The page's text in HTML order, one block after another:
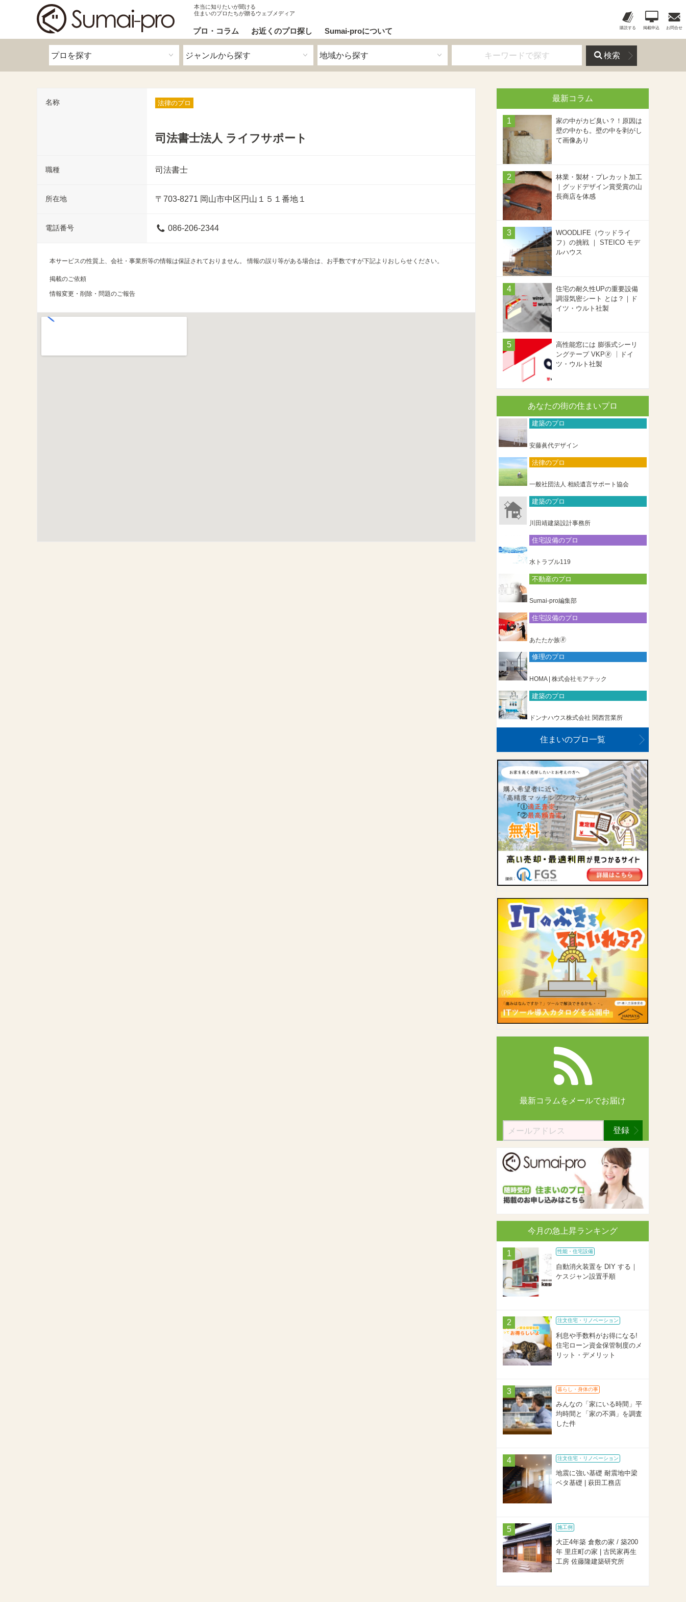
本当に知りたいが聞ける
住まいのプロたちが贈るウェブメディア
プロ・コラム お近くのプロ探し Sumai-proについて 購読する 掲載申込 お問合せ
検索
名称 法律のプロ
司法書士法人 ライフサポート
職種 司法書士
所在地 〒703-8271 岡山市中区円山１５１番地１
電話番号 086-206-2344
本サービスの性質上、会社・事業所等の情報は保証されておりません。 情報の誤り等がある場合は、お手数ですが下記よりおしらせください。
掲載のご依頼
情報変更・削除・問題のご報告
最新コラム
家の中がカビ臭い？！原因は
壁の中かも。壁の中を剥がし
て画像あり
林業・製材・プレカット加工
｜グッドデザイン賞受賞の山
長商店を体感
WOODLIFE（ウッドライ
フ）の挑戦 ｜ STEICO モデ
ルハウス
住宅の耐久性UPの重要設備
調湿気密シート とは？｜ド
イツ・ウルト社製
高性能窓には 膨張式シーリ
ングテープ VKP🄬 ｜ドイ
ツ・ウルト社製
あなたの街の住まいプロ
建築のプロ
安藤眞代デザイン
法律のプロ
一般社団法人 相続遺言サポート協会
建築のプロ
川田靖建築設計事務所
住宅設備のプロ
水トラブル119
不動産のプロ
Sumai-pro編集部
住宅設備のプロ
あたたか族🄬
修理のプロ
HOMA | 株式会社モアテック
建築のプロ
ドンナハウス株式会社 関西営業所
住まいのプロ一覧
最新コラムを メールでお届け
登録
今月の急上昇ランキング
性能・住宅設備
自動消火装置を DIY する｜
ケスジャン設置手順
注文住宅・リノベーション
利息や手数料がお得になる!
住宅ローン資金保管制度のメ
リット・デメリット
暮らし・身体の事
みんなの「家にいる時間」平
均時間と「家の不満」を調査
した件
注文住宅・リノベーション
地震に強い基礎 耐震地中梁
ベタ基礎 | 萩田工務店
施工例
大正4年築 倉敷の家 / 築200
年 里庄町の家 | 古民家再生
工房 佐藤隆建築研究所